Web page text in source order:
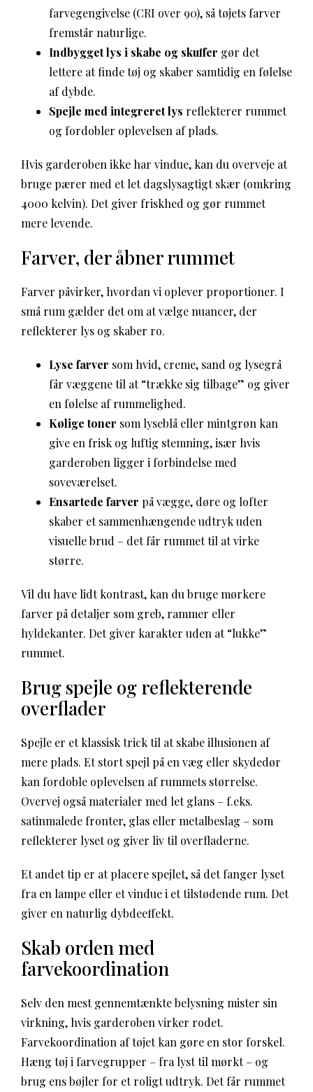
farvegengivelse (CRI over 90), så tøjets farver
fremstår naturlige.
Indbygget lys i skabe og skuffer gør det
lettere at finde tøj og skaber samtidig en følelse
af dybde.
Spejle med integreret lys reflekterer rummet
og fordobler oplevelsen af plads.
Hvis garderoben ikke har vindue, kan du overveje at
bruge pærer med et let dagslysagtigt skær (omkring
4000 kelvin). Det giver friskhed og gør rummet
mere levende.
Farver, der åbner rummet
Farver påvirker, hvordan vi oplever proportioner. I
små rum gælder det om at vælge nuancer, der
reflekterer lys og skaber ro.
Lyse farver som hvid, creme, sand og lysegrå
får væggene til at “trække sig tilbage” og giver
en følelse af rummelighed.
Kølige toner som lyseblå eller mintgrøn kan
give en frisk og luftig stemning, især hvis
garderoben ligger i forbindelse med
soveværelset.
Ensartede farver på vægge, døre og lofter
skaber et sammenhængende udtryk uden
visuelle brud – det får rummet til at virke
større.
Vil du have lidt kontrast, kan du bruge mørkere
farver på detaljer som greb, rammer eller
hyldekanter. Det giver karakter uden at “lukke”
rummet.
Brug spejle og reflekterende
overflader
Spejle er et klassisk trick til at skabe illusionen af
mere plads. Et stort spejl på en væg eller skydedør
kan fordoble oplevelsen af rummets størrelse.
Overvej også materialer med let glans – f.eks.
satinmalede fronter, glas eller metalbeslag – som
reflekterer lyset og giver liv til overfladerne.
Et andet tip er at placere spejlet, så det fanger lyset
fra en lampe eller et vindue i et tilstødende rum. Det
giver en naturlig dybdeeffekt.
Skab orden med
farvekoordination
Selv den mest gennemtænkte belysning mister sin
virkning, hvis garderoben virker rodet.
Farvekoordination af tøjet kan gøre en stor forskel.
Hæng tøj i farvegrupper – fra lyst til mørkt – og
brug ens bøjler for et roligt udtryk. Det får rummet